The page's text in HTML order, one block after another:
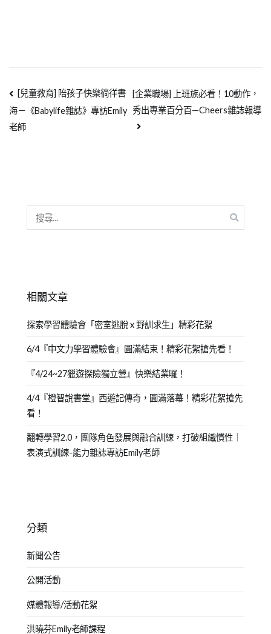
[兒童教育] 陪孩子快樂徜徉書
海－《Babylife雜誌》專訪Emily
老師
[企業職場] 上班族必看！10動作，
秀出專業百分百—Cheers雜誌報導
相關文章
探索學習體驗會「密室逃脫 x 野訓求生」精彩花絮
6/4『中文力學習體驗會』圓滿結束！精彩花絮搶先看！
『4/24~27獵遊探險獨立營』快樂結業囉！
4/4『橙智說書堂』西遊記傳奇，圓滿落幕！精彩花絮搶先
看！
翻轉學習2.0，團隊角色發展與融合訓練，打破組織慣性｜
表演式訓練-能力雜誌專訪Emily老師
分類
新聞公告
公開活動
媒體報導/活動花絮
洪曉芬Emily老師課程